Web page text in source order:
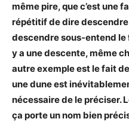
même pire, que c’est une
répétitif de dire
descendre sous-entend le
y a une descente, même
autre exemple est le fait
une dune est
nécessaire de le préciser.
ça porte un nom bien